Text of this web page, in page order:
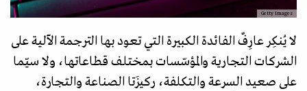
Getty Images
لا يُنكِر عارِفٌ الفائدة الكبيرة التي تعود بها الترجمة الآلية على
الشركات التجارية والمؤسّسات بمختلف قطاعاتها، ولا سيّما
على صعيد السرعة والتكلفة، ركيزَتا الصناعة والتجارة،